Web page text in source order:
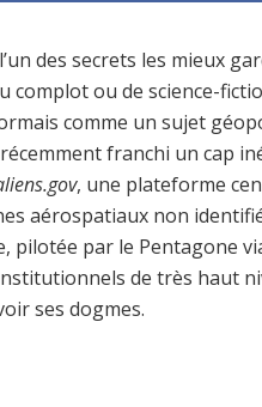
des secrets les mieux
complot ou de science-
comme un sujet
franchi un cap
, une plateforme
aérospatiaux non
par le Pentagone
de très haut
ses dogmes.